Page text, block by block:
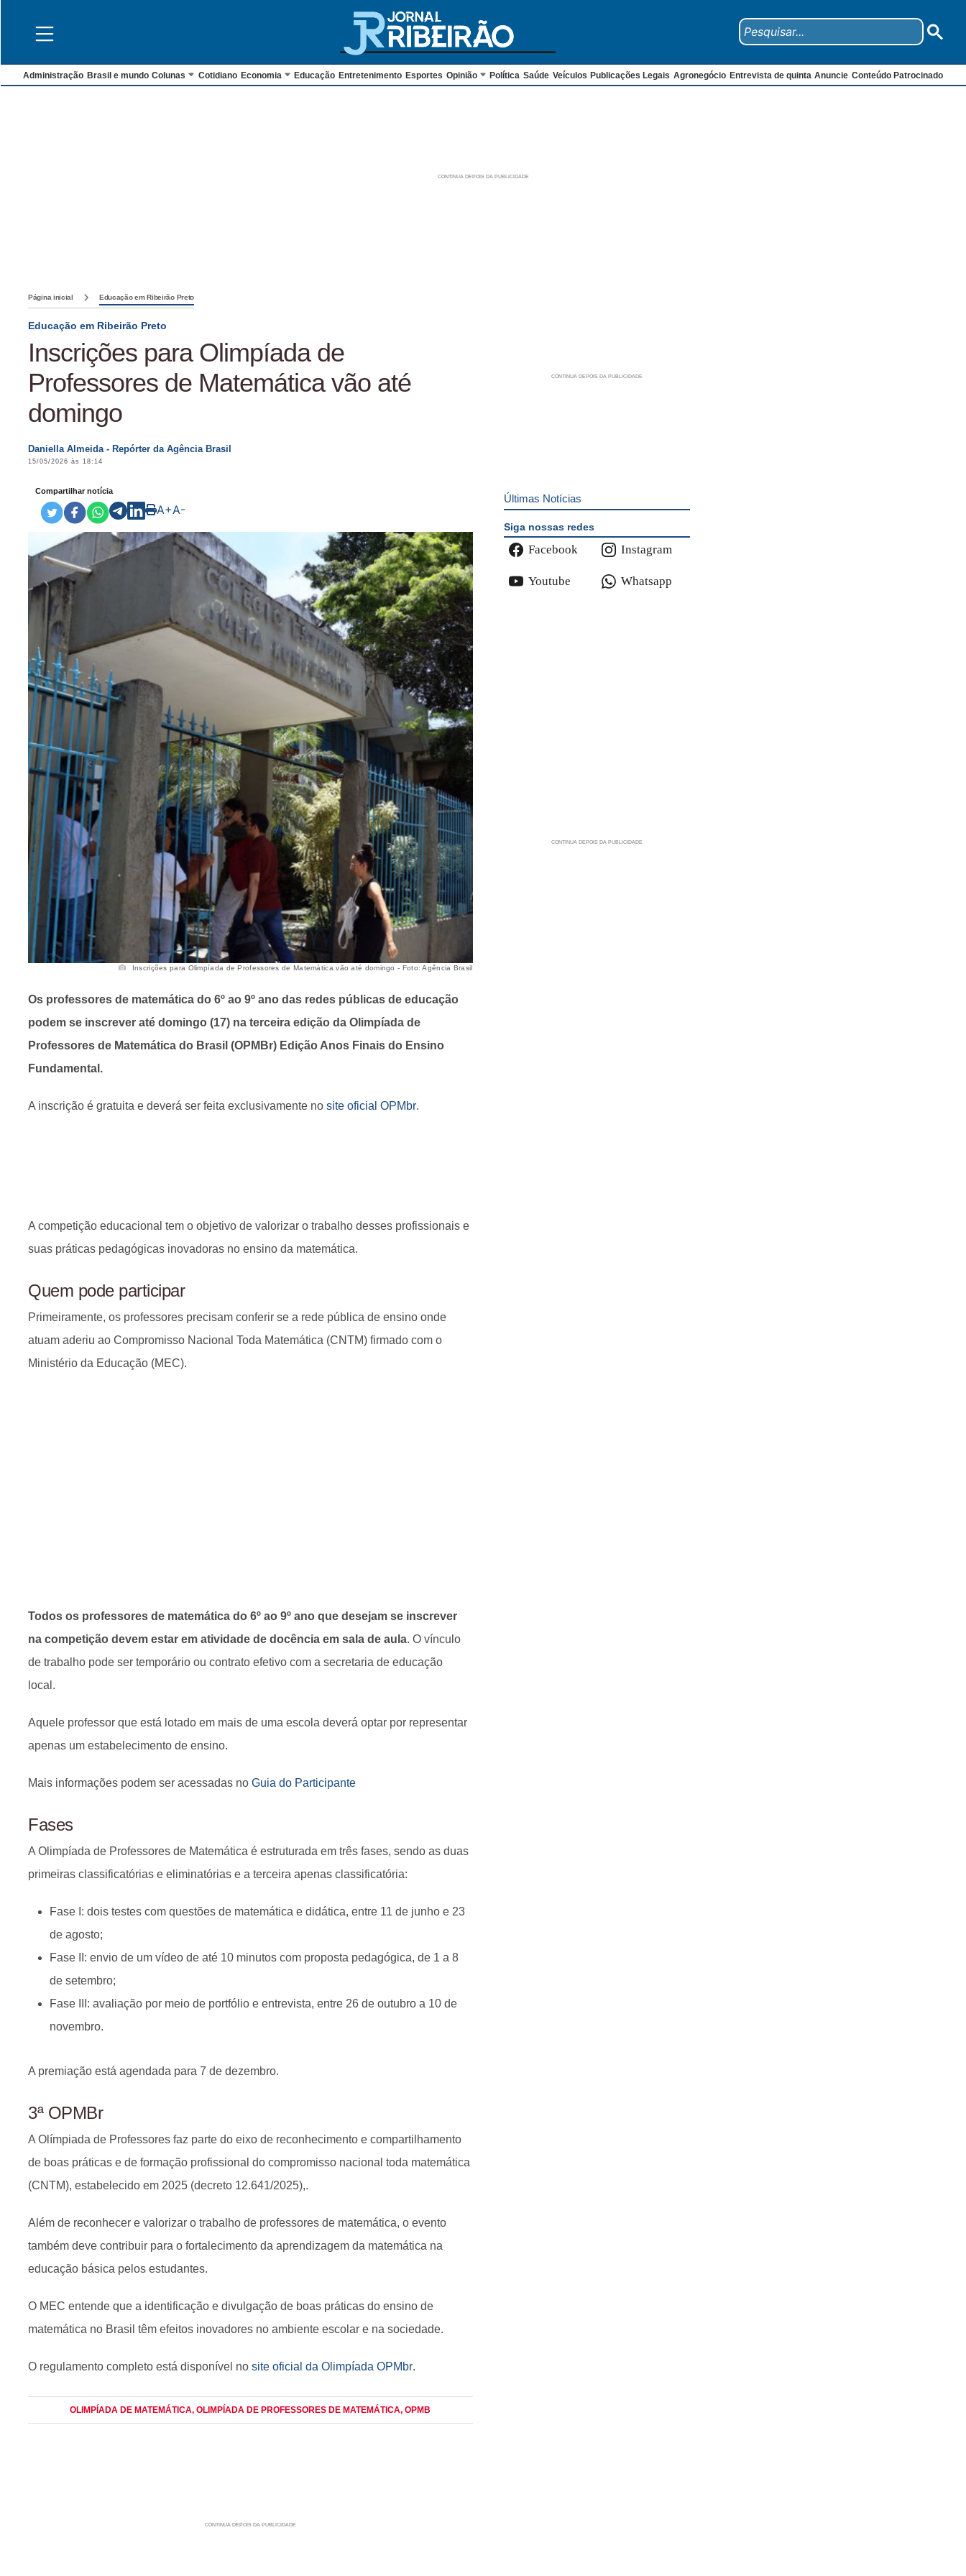
Administração Brasil e mundo Colunas Cotidiano Economia Educação Entretenimento Esportes Opinião Política Saúde Veículos Publicações Legais Agronegócio Entrevista de quinta Anuncie Conteúdo Patrocinado
Página inicial Educação em Ribeirão Preto
Educação em Ribeirão Preto
Inscrições para Olimpíada de
Professores de Matemática vão até
domingo
Daniella Almeida - Repórter da Agência Brasil
15/05/2026 às 18:14
Compartilhar notícia
A+A-
Inscrições para Olimpíada de Professores de Matemática vão até domingo - Foto: Agência Brasil
Os professores de matemática do 6º ao 9º ano das redes públicas de educação
podem se inscrever até domingo (17) na terceira edição da Olimpíada de
Professores de Matemática do Brasil (OPMBr) Edição Anos Finais do Ensino
Fundamental.
A inscrição é gratuita e deverá ser feita exclusivamente no site oficial OPMbr.
A competição educacional tem o objetivo de valorizar o trabalho desses profissionais e
suas práticas pedagógicas inovadoras no ensino da matemática.
Quem pode participar
Primeiramente, os professores precisam conferir se a rede pública de ensino onde
atuam aderiu ao Compromisso Nacional Toda Matemática (CNTM) firmado com o
Ministério da Educação (MEC).
Todos os professores de matemática do 6º ao 9º ano que desejam se inscrever
na competição devem estar em atividade de docência em sala de aula. O vínculo
de trabalho pode ser temporário ou contrato efetivo com a secretaria de educação
local.
Aquele professor que está lotado em mais de uma escola deverá optar por representar
apenas um estabelecimento de ensino.
Mais informações podem ser acessadas no Guia do Participante
Fases
A Olimpíada de Professores de Matemática é estruturada em três fases, sendo as duas
primeiras classificatórias e eliminatórias e a terceira apenas classificatória:
Fase I: dois testes com questões de matemática e didática, entre 11 de junho e 23
de agosto;
Fase II: envio de um vídeo de até 10 minutos com proposta pedagógica, de 1 a 8
de setembro;
Fase III: avaliação por meio de portfólio e entrevista, entre 26 de outubro a 10 de
novembro.
A premiação está agendada para 7 de dezembro.
3ª OPMBr
A Olímpiada de Professores faz parte do eixo de reconhecimento e compartilhamento
de boas práticas e de formação profissional do compromisso nacional toda matemática
(CNTM), estabelecido em 2025 (decreto 12.641/2025),.
Além de reconhecer e valorizar o trabalho de professores de matemática, o evento
também deve contribuir para o fortalecimento da aprendizagem da matemática na
educação básica pelos estudantes.
O MEC entende que a identificação e divulgação de boas práticas do ensino de
matemática no Brasil têm efeitos inovadores no ambiente escolar e na sociedade.
O regulamento completo está disponível no site oficial da Olimpíada OPMbr.
OLIMPÍADA DE MATEMÁTICA, OLIMPÍADA DE PROFESSORES DE MATEMÁTICA, OPMB
Últimas Notícias
Siga nossas redes
Facebook Instagram
Youtube Whatsapp